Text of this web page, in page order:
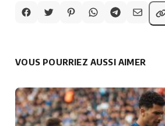
VOUS POURRIEZ AUSSI AIMER